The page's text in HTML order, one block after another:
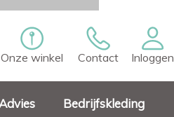
Onze winkel Contact Inloggen
Bedrijfskleding